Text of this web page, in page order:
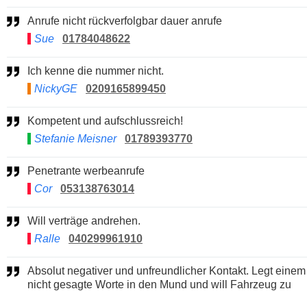
Anrufe nicht rückverfolgbar dauer anrufe
Sue
01784048622
Ich kenne die nummer nicht.
NickyGE
0209165899450
Kompetent und aufschlussreich!
Stefanie Meisner
01789393770
Penetrante werbeanrufe
Cor
053138763014
Will verträge andrehen.
Ralle
040299961910
Absolut negativer und unfreundlicher Kontakt. Legt einem
nicht gesagte Worte in den Mund und will Fahrzeug zu